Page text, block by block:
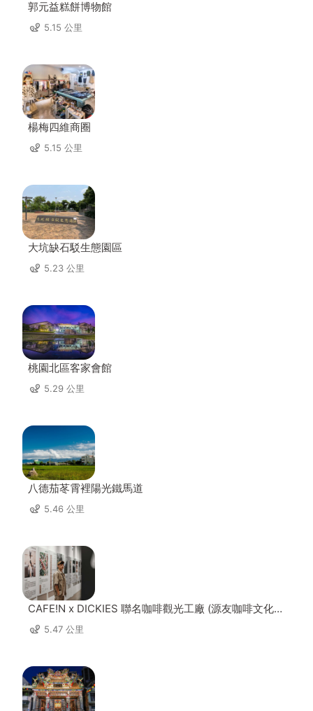
郭元益糕餅博物館
5.15 公里
楊梅四維商圈
5.15 公里
大坑缺石駁生態園區
5.23 公里
桃園北區客家會館
5.29 公里
八德茄苳霄裡陽光鐵馬道
5.46 公里
CAFE!N x DICKIES 聯名咖啡觀光工廠 (源友咖啡文化園
區) 5.47 公里